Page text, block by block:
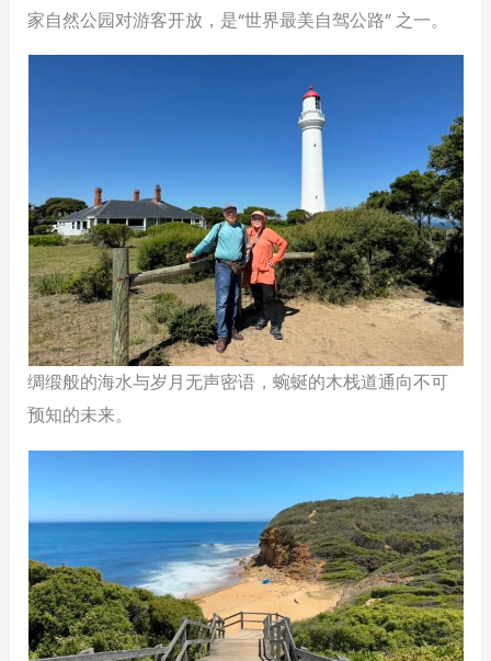
家自然公园对游客开放，是“世界最美自驾公路” 之一。
绸缎般的海水与岁月无声密语，蜿蜒的木栈道通向不可
预知的未来。